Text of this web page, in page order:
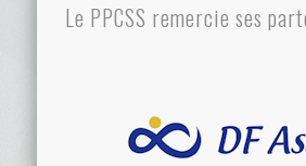
Le PPCSS remercie ses